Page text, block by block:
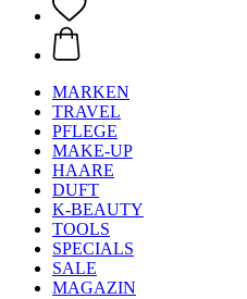
MARKEN
TRAVEL
PFLEGE
MAKE-UP
HAARE
DUFT
K-BEAUTY
TOOLS
SPECIALS
SALE
MAGAZIN